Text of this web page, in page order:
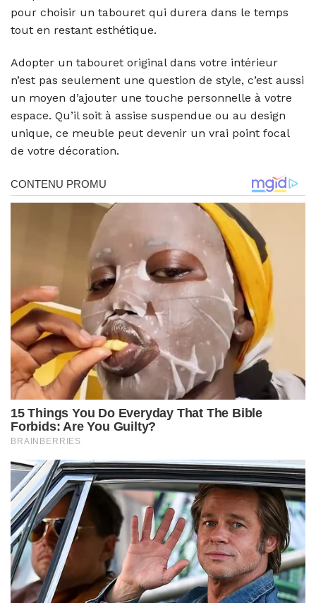
pour choisir un tabouret qui durera dans le temps
tout en restant esthétique.
Adopter un tabouret original dans votre intérieur
n’est pas seulement une question de style, c’est aussi
un moyen d’ajouter une touche personnelle à votre
espace. Qu’il soit à assise suspendue ou au design
unique, ce meuble peut devenir un vrai point focal
de votre décoration.